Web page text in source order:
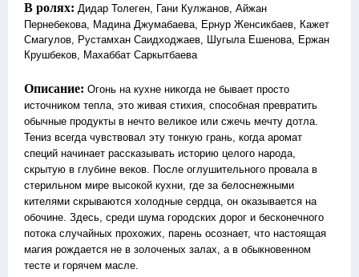
В ролях: Дидар Толеген, Гани Кулжанов, Айжан
Пернебекова, Мадина Джумабаева, Ернур Женсикбаев, Кажет
Смагулов, Рустамхан Саидходжаев, Шугыла Ешенова, Ержан
Крушбеков, Махаббат Саркытбаева
Описание: Огонь на кухне никогда не бывает просто
источником тепла, это живая стихия, способная превратить
обычные продукты в нечто великое или сжечь мечту дотла.
Тениз всегда чувствовал эту тонкую грань, когда аромат
специй начинает рассказывать историю целого народа,
скрытую в глубине веков. После оглушительного провала в
стерильном мире высокой кухни, где за белоснежными
кителями скрываются холодные сердца, он оказывается на
обочине. Здесь, среди шума городских дорог и бесконечного
потока случайных прохожих, парень осознает, что настоящая
магия рождается не в золоченых залах, а в обыкновенном
тесте и горячем масле.